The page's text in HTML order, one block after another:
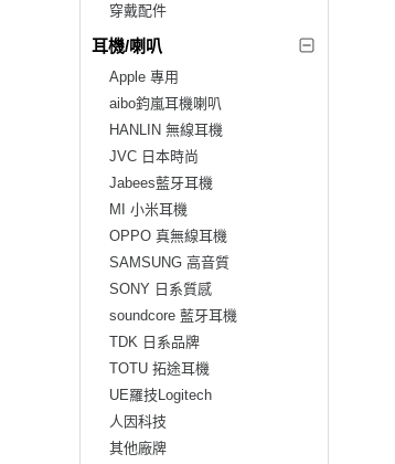
穿戴配件
耳機/喇叭
Apple 專用
aibo鈞嵐耳機喇叭
HANLIN 無線耳機
JVC 日本時尚
Jabees藍牙耳機
MI 小米耳機
OPPO 真無線耳機
SAMSUNG 高音質
SONY 日系質感
soundcore 藍牙耳機
TDK 日系品牌
TOTU 拓途耳機
UE羅技Logitech
人因科技
其他廠牌